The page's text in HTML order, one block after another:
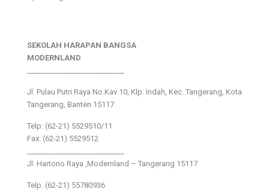
SEKOLAH HARAPAN BANGSA
MODERNLAND
Jl. Pulau Putri Raya No.Kav 10, Klp. Indah, Kec. Tangerang, Kota
Tangerang, Banten 15117
Telp: (62-21) 5529510/11
Fax: (62-21) 5529512
Jl. Hartono Raya ,Modernland – Tangerang 15117
Telp. (62-21) 55780936